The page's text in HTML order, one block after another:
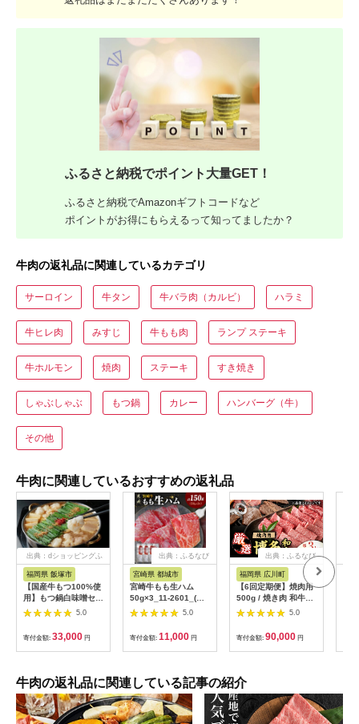
ふるさと納税でポイント大量GET！
ふるさと納税でAmazonギフトコードなど
ポイントがお得にもらえるって知ってましたか？
牛肉の返礼品に関連しているカテゴリ
サーロイン 牛タン 牛バラ肉（カルビ） ハラミ
牛ヒレ肉 みすじ 牛もも肉 ランプ ステーキ
牛ホルモン 焼肉 ステーキ すき焼き
しゃぶしゃぶ もつ鍋 カレー ハンバーグ（牛）
その他
牛肉に関連しているおすすめの返礼品
出典：dショッピングふ
るさと納税
福岡県 飯塚市
【国産牛もつ100%使
用】もつ鍋白味噌セッ
ト 2人前+牛もつ追加
400g【C3-025】
5.0
寄付金額: 33,000 円
出典：ふるなび
宮崎県 都城市
宮崎牛もも生ハム
50g×3_11-2601_(都
城市) 宮崎牛生ハム
50g×3P 牛もも生ハム
おしゃれ おつまみ ギ
フト 贈答用
5.0
寄付金額: 11,000 円
出典：ふるなび
福岡県 広川町
【6回定期便】焼肉用
500g / 焼き肉 和牛
[AFBO071]
5.0
寄付金額: 90,000 円
牛肉の返礼品に関連している記事の紹介